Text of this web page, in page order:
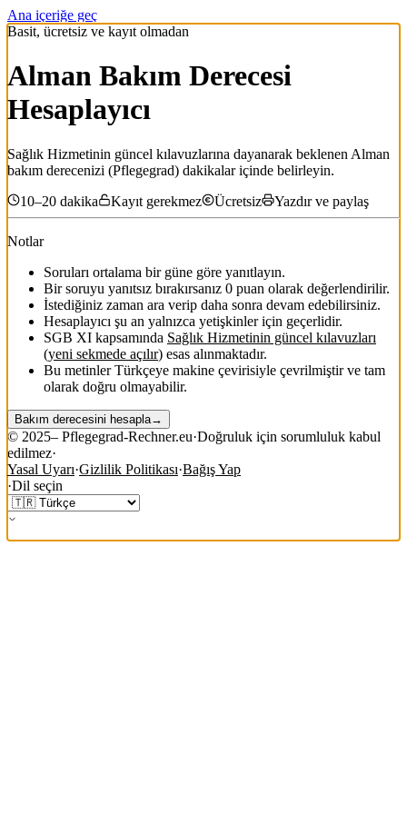
Ana içeriğe geç
Basit, ücretsiz ve kayıt olmadan
Alman Bakım Derecesi
Hesaplayıcı
Sağlık Hizmetinin güncel kılavuzlarına dayanarak beklenen Alman
bakım derecenizi (Pflegegrad) dakikalar içinde belirleyin.
10–20 dakika
Kayıt gerekmez Ücretsiz Yazdır ve paylaş
Notlar
Soruları ortalama bir güne göre yanıtlayın.
Bir soruyu yanıtsız bırakırsanız 0 puan olarak değerlendirilir.
İstediğiniz zaman ara verip daha sonra devam edebilirsiniz.
Hesaplayıcı şu an yalnızca yetişkinler için geçerlidir.
SGB XI kapsamında Sağlık Hizmetinin güncel kılavuzları
(yeni sekmede açılır) esas alınmaktadır.
Bu metinler Türkçeye makine çevirisiyle çevrilmiştir ve tam
olarak doğru olmayabilir.
Bakım derecesini hesapla→
© 2025– Pflegegrad-Rechner.eu·Doğruluk için sorumluluk kabul
edilmez·
Yasal Uyarı·Gizlilik Politikası·Bağış Yap
·Dil seçin